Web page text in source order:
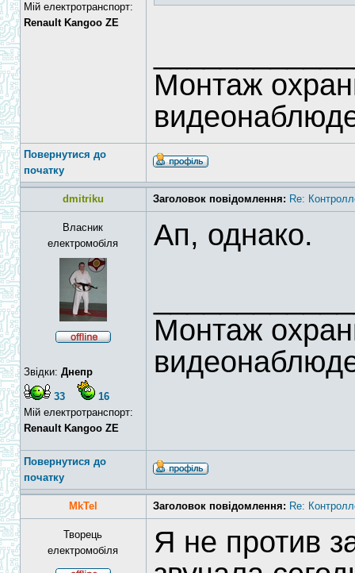
Мій електротранспорт:
Renault Kangoo ZE
Монтаж
Повернутися до
початку
dmitriku Заголовок повідомлення: Re:
Власник
електромобіля
Звідки: Днепр
33
16
Мій електротранспорт:
Renault Kangoo ZE
Ап, однако.
Монтаж
Повернутися до
початку
MkTel Заголовок повідомлення: Re:
Творець
електромобіля
Я не против